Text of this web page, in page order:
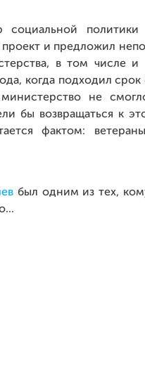
политики
и предложил
в том числе и
когда подходил срок
не
бы возвращаться к
фактом:
был одним из тех,